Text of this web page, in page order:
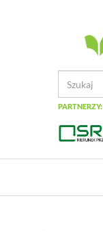
PARTNERZY: